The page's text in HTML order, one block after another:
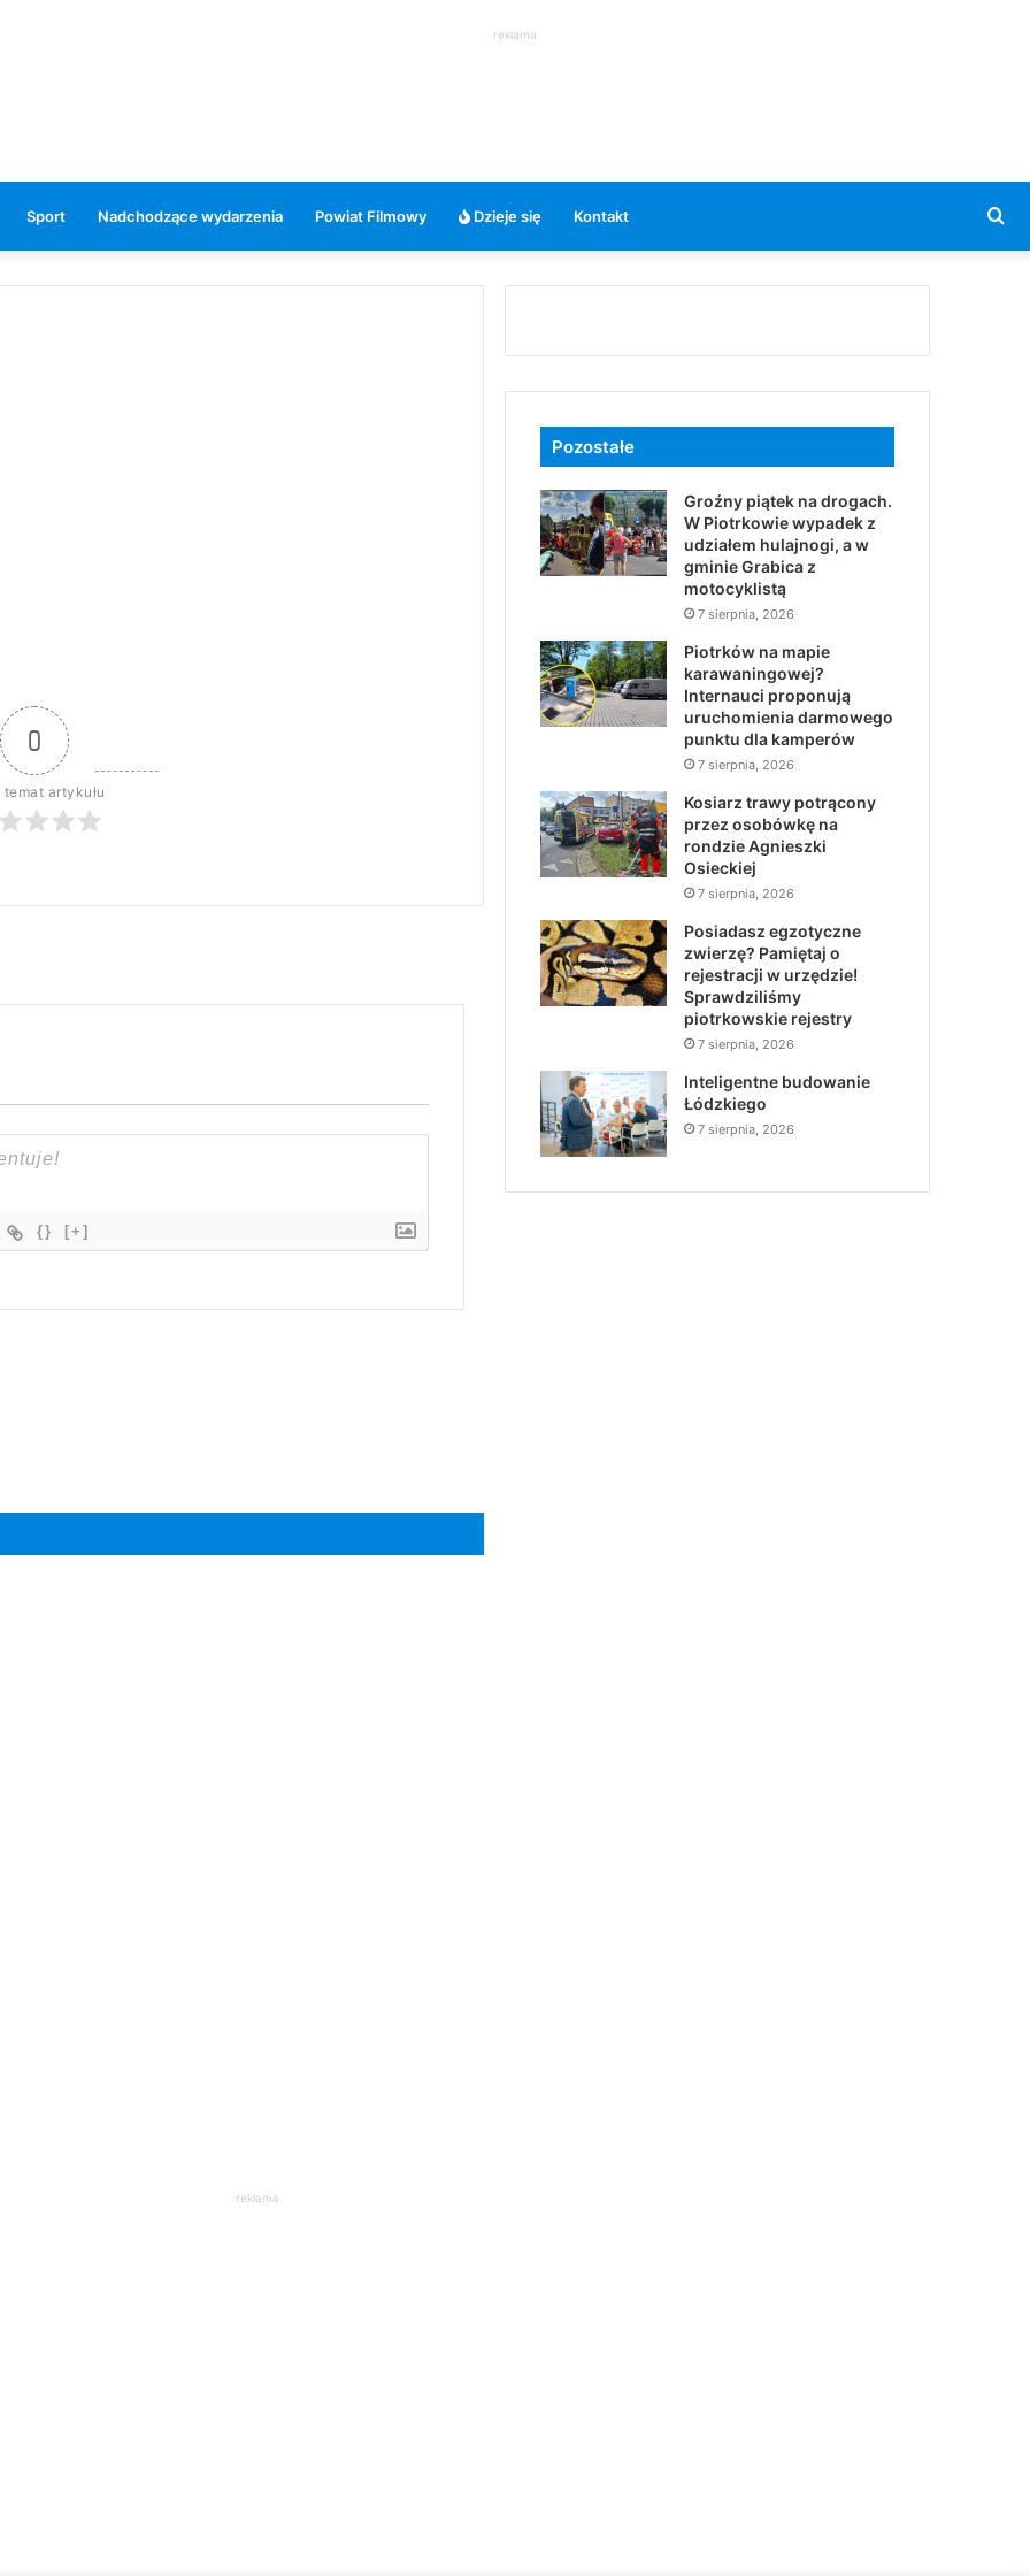
reklama
Sport Nadchodzące wydarzenia Powiat Filmowy Dzieje się Kontakt
0
temat artykułu
{} [+]
Pozostałe
Groźny piątek na drogach.
W Piotrkowie wypadek z
udziałem hulajnogi, a w
gminie Grabica z
motocyklistą
7 sierpnia, 2026
Piotrków na mapie
karawaningowej?
Internauci proponują
uruchomienia darmowego
punktu dla kamperów
7 sierpnia, 2026
Kosiarz trawy potrącony
przez osobówkę na
rondzie Agnieszki
Osieckiej
7 sierpnia, 2026
Posiadasz egzotyczne
zwierzę? Pamiętaj o
rejestracji w urzędzie!
Sprawdziliśmy
piotrkowskie rejestry
7 sierpnia, 2026
Inteligentne budowanie
Łódzkiego
7 sierpnia, 2026
reklama